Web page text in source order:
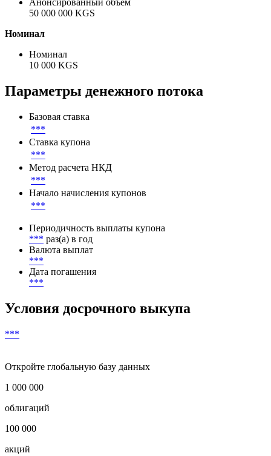
Анонсированный объём
50 000 000 KGS
Номинал
Номинал
10 000 KGS
Параметры денежного потока
Базовая ставка
***
Ставка купона
***
Метод расчета НКД
***
Начало начисления купонов
***
Периодичность выплаты купона
*** раз(а) в год
Валюта выплат
***
Дата погашения
***
Условия досрочного выкупа
***
Откройте глобальную базу данных
1 000 000
облигаций
100 000
акций